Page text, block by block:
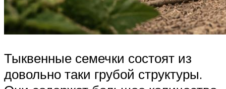
Тыквенные семечки состоят из
довольно таки грубой структуры.